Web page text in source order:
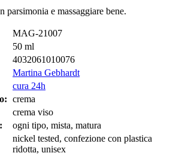
parsimonia e massaggiare bene.
MAG-21007
50 ml
4032061010076
Martina Gebhardt
cura 24h
crema
crema viso
ogni tipo, mista, matura
nickel tested, confezione con plastica
ridotta, unisex